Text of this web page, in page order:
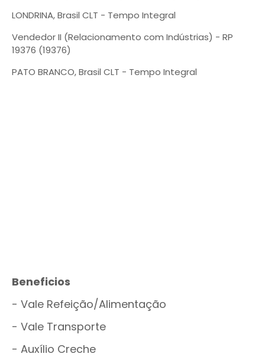
LONDRINA, Brasil CLT - Tempo Integral
Vendedor II (Relacionamento com Indústrias) - RP
19376 (19376)
PATO BRANCO, Brasil CLT - Tempo Integral
Beneficios
- Vale Refeição/Alimentação
- Vale Transporte
- Auxílio Creche